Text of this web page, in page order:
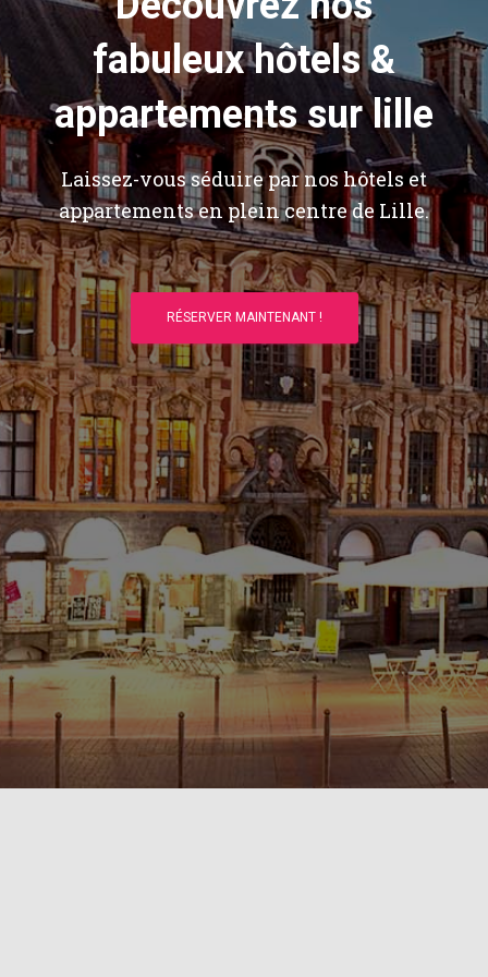
fabuleux hôtels &
appartements sur lille
Laissez-vous séduire par nos hôtels et
appartements en plein centre de Lille.
RÉSERVER MAINTENANT !